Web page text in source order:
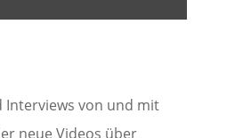
von und mit
neue Videos über